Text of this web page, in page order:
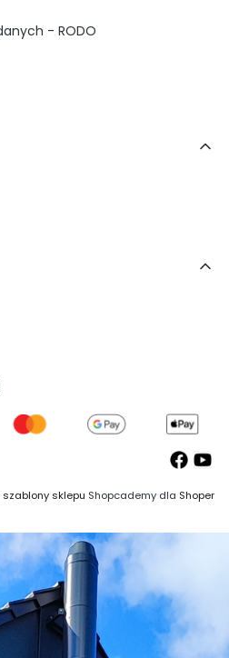
- RODO
szablony sklepu Shopcademy dla Shoper